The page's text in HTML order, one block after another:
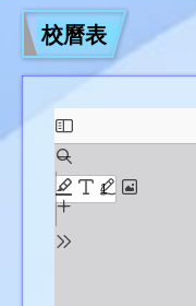
校曆表